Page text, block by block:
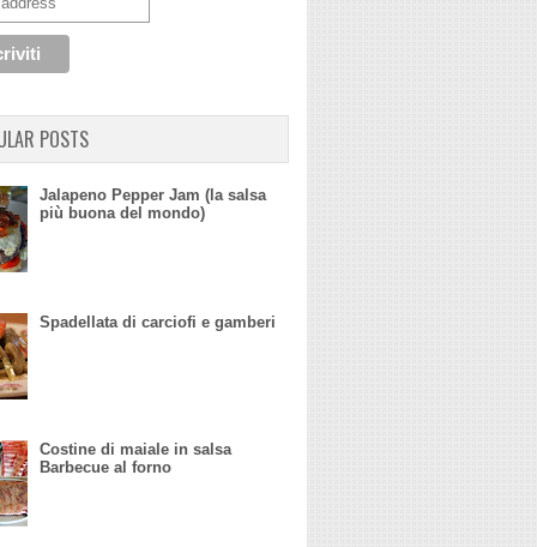
POSTS
Jalapeno Pepper Jam (la salsa
più buona del mondo)
Spadellata di carciofi e gamberi
Costine di maiale in salsa
Barbecue al forno